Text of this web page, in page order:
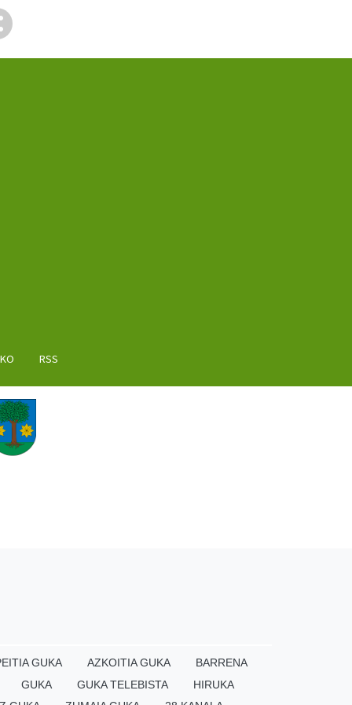
RSS
GUKA AZKOITIA GUKA
BARRENA
GUKA
GUKA TELEBISTA
HIRUKA